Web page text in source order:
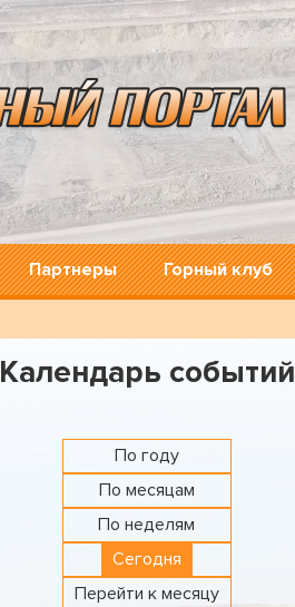
Партнеры Горный клуб
Календарь событий
По году
По месяцам
По неделям
Сегодня
Перейти к месяцу